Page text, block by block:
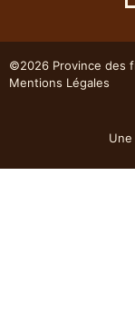
©2026 Province des
Mentions Légales